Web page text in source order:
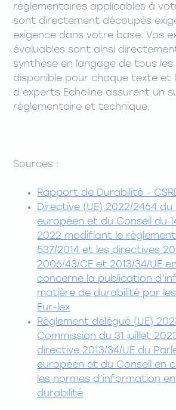
réglementaires applicables à
sont directement découpés
exigence dans votre base. Vos
évaluables sont ainsi
synthèse en langage de tous
disponible pour chaque texte et
d’experts Echoline assurent un
réglementaire et technique.
Sources :
Rapport de Durabilité -
Directive (UE) 2022/2464
européen et du Conseil du
2022 modifiant le règlement
537/2014 et les directives
2006/43/CE et 2013/34/UE
concerne la publication
matière de durabilité par
Eur-lex
Règlement délégué (UE)
Commission du 31 juillet
directive 2013/34/UE du
européen et du Conseil en
les normes d’information
durabilité